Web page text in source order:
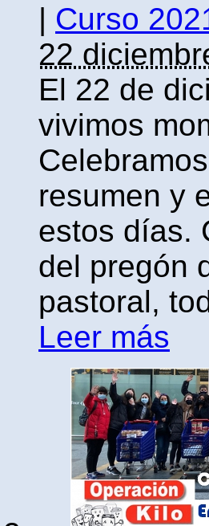
| Curso
22
El 22 de
vivimos
resumen y
estos días.
del pregón
pastoral,
Leer más